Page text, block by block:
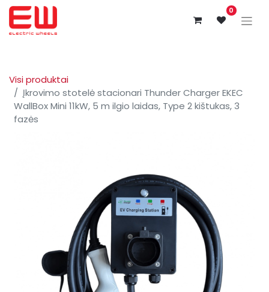
0
Visi produktai
Įkrovimo stotelė stacionari Thunder Charger EKEC
WallBox Mini 11kW, 5 m ilgio laidas, Type 2 kištukas, 3
fazės